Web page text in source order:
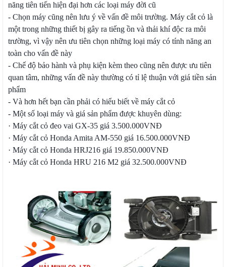
năng tiên tiến hiện đại hơn các loại máy đời cũ
- Chọn máy cũng nên lưu ý về vấn đề môi trường. Máy cắt cỏ là
một trong những thiết bị gây ra tiếng ồn và thải khí độc ra môi
trường, vì vậy nên ưu tiên chọn những loại máy có tính năng an
toàn cho vấn đề này
- Chế độ bảo hành và phụ kiện kèm theo cũng nên được ưu tiên
quan tâm, những vấn đề này thường có tỉ lệ thuận với giá tiền sản
phẩm
- Và hơn hết bạn cần phải có hiểu biết về máy cắt cỏ
- Một số loại máy và giá sản phẩm được khuyên dùng:
· Máy cắt cỏ đeo vai GX-35 giá 3.500.000VNĐ
· Máy cắt cỏ Honda Amita AM-550 giá 16.500.000VNĐ
· Máy cắt cỏ Honda HRJ216 giá 19.850.000VNĐ
· Máy cắt cỏ Honda HRU 216 M2 giá 32.500.000VNĐ